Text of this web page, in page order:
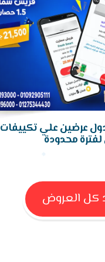
عرضين علي تكييفات
محدودة
كل العروض